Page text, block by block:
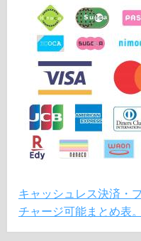
キャッシュレス決済・
チャージ可能まとめ表。